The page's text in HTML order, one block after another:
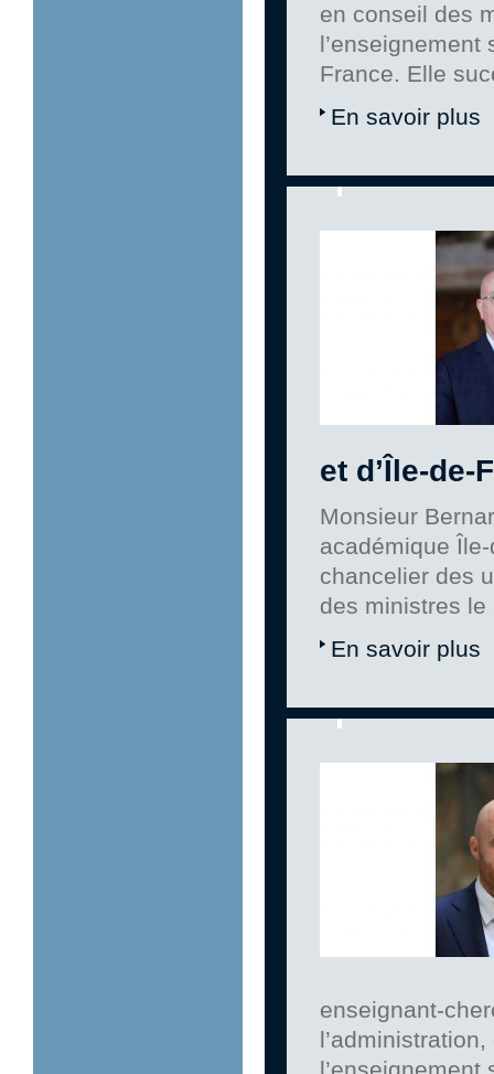
en conseil des
l’enseignement
France. Elle
En savoir plus
et d’Île-de-
Monsieur
académique
chancelier des
des ministres
En savoir plus
enseignant-